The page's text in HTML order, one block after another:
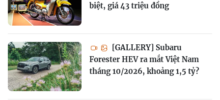
biệt, giá 43 triệu đồng
[GALLERY] Subaru
Forester HEV ra mắt Việt Nam
tháng 10/2026, khoảng 1,5 tỷ?